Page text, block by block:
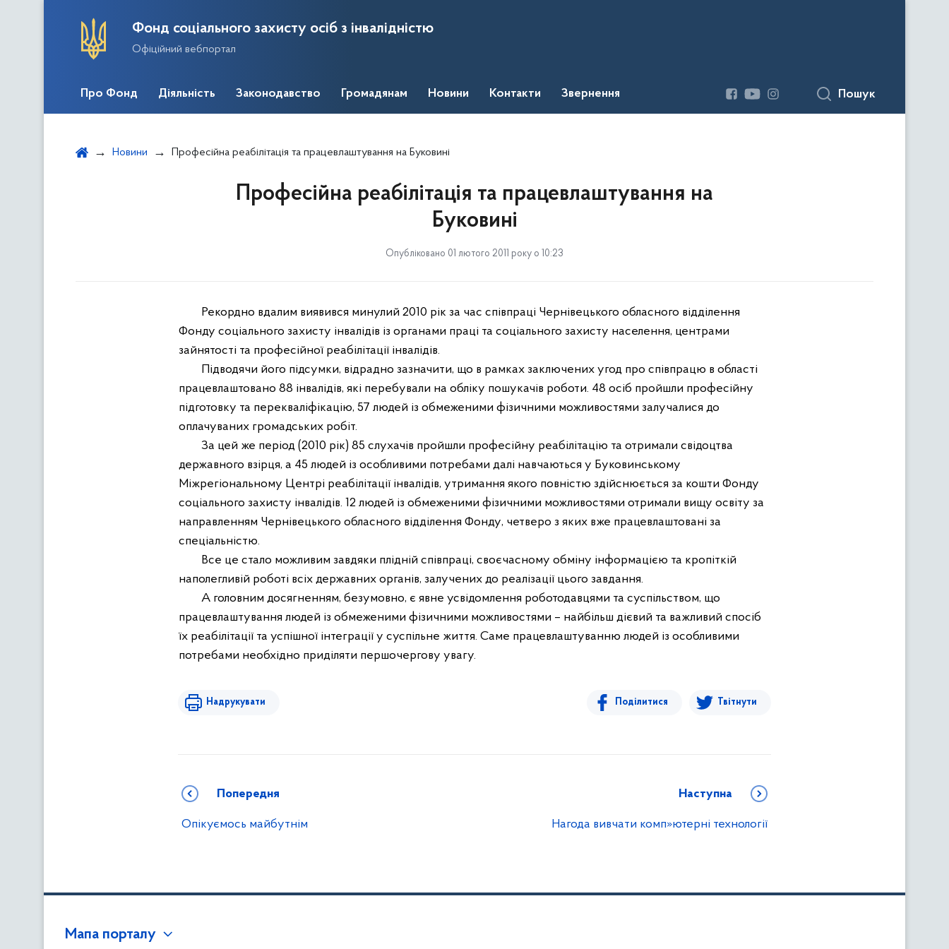
Фонд соціального захисту осіб з інвалідністю
Офіційний вебпортал
Про Фонд Діяльність Законодавство Громадянам Новини Контакти Звернення Пошук
Новини Професійна реабілітація та працевлаштування на Буковині
Професійна реабілітація та працевлаштування на
Буковині
Опубліковано 01 лютого 2011 року о 10:23
Рекордно вдалим виявився минулий 2010 рік за час співпраці Чернівецького обласного відділення
Фонду соціального захисту інвалідів із органами праці та соціального захисту населення, центрами
зайнятості та професійної реабілітації інвалідів.
Підводячи його підсумки, відрадно зазначити, що в рамках заключених угод про співпрацю в області
працевлаштовано 88 інвалідів, які перебували на обліку пошукачів роботи. 48осіб пройшли професійну
підготовку та перекваліфікацію, 57 людей із обмеженимифізичними можливостями залучалися до
оплачуваних громадських робіт.
За цей же період (2010 рік) 85 слухачів пройшли професійну реабілітацію та отримали свідоцтва
державного взірця, а 45людей із особливими потребами далі навчаються у Буковинському
Міжрегіональному Центрі реабілітації інвалідів, утримання якого повністю здійснюється за кошти Фонду
соціальногозахисту інвалідів. 12людей із обмеженими фізичними можливостями отримали вищу освіту за
направленням Чернівецькогообласного відділення Фонду, четверо з яких вже працевлаштовані за
спеціальністю.
Все це стало можливим завдяки плідній співпраці, своєчасному обміну інформацією та кропіткій
наполегливій роботі всіх державних органів, залучених до реалізації цього завдання.
А головним досягненням, безумовно, є явне усвідомлення роботодавцями та суспільством, що
працевлаштування людей із обмеженими фізичними можливостями – найбільш дієвий та важливий спосіб
їх реабілітації та успішної інтеграції у суспільне життя. Саме працевлаштуванню людей із особливими
потребами необхідно приділяти першочергову увагу.
Надрукувати Поділитися Твітнути
Попередня
Опікуємось майбутнім
Наступна
Нагода вивчати комп»ютерні технології
Мапа порталу